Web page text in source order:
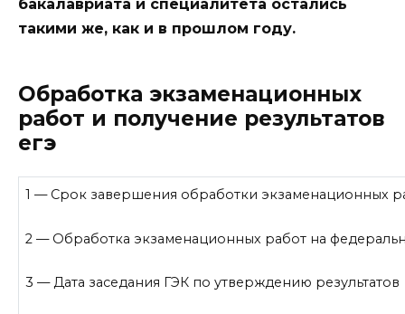
бакалавриата и специалитета остались
такими же, как и в прошлом году.
Обработка экзаменационных
работ и получение результатов
егэ
1— Срок завершения обработки экзаменационных
2 — Обработка экзаменационных работ на
3 — Дата заседания ГЭК по утверждению результатов